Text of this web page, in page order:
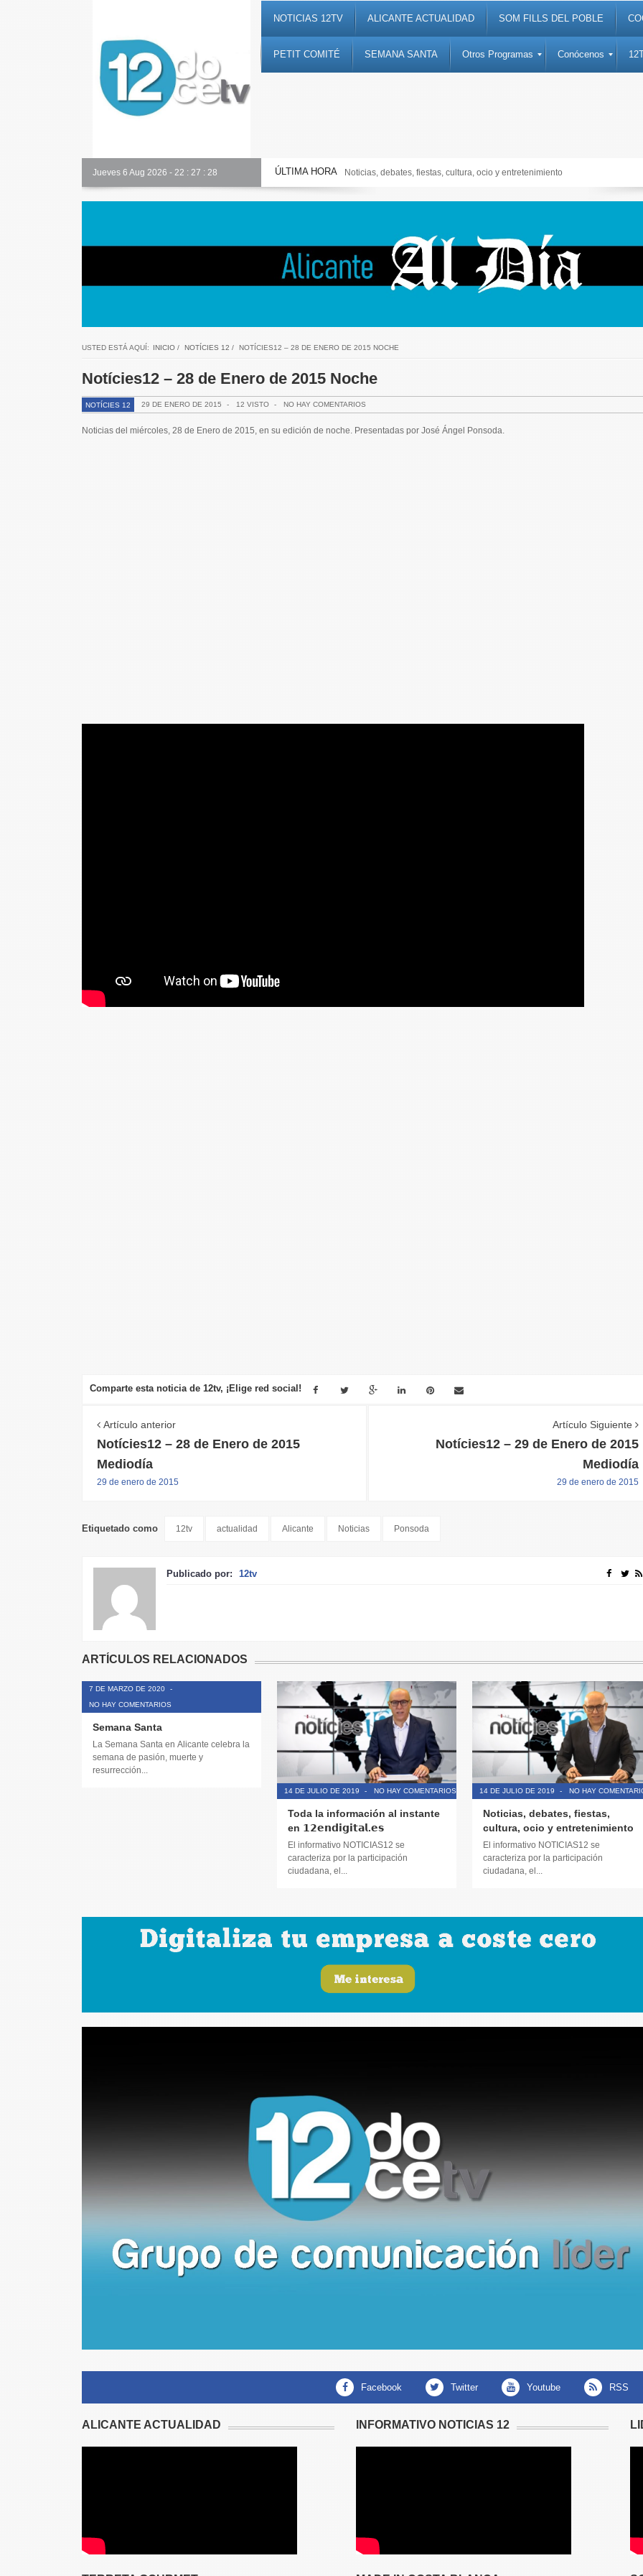
NOTICIAS 12TV ALICANTE ACTUALIDAD SOM FILLS DEL POBLE
PETIT COMITÉ SEMANA SANTA Otros Programas Conócenos
Jueves 6 Aug 2026 - 22 : 27 : 29 ÚLTIMA HORA
Toda la información al instante en 𝟭𝟮𝗲𝗻𝗱𝗶𝗴𝗶𝘁𝗮𝗹.𝗲𝘀 Noticias, debates, fiestas, cultura, ocio y entretenimiento
USTED ESTÁ AQUÍ: INICIO/ NOTÍCIES 12 / NOTÍCIES12 – 28 DE ENERO DE 2015 NOCHE
Notícies12 – 28 de Enero de 2015 Noche
NOTÍCIES 12 29 DE ENERO DE 2015 - 12 VISTO - NO HAY COMENTARIOS
Noticias del miércoles, 28 de Enero de 2015, en su edición de noche. Presentadas por José Ángel Ponsoda.
Comparte esta noticia de 12tv, ¡Elige red social!
Artículo anterior
Notícies12 – 28 de Enero de 2015
Mediodía
29 de enero de 2015
Artículo Siguiente
Notícies12 – 29 de Enero de 2015
Mediodía
29 de enero de 2015
Etiquetado como 12tv actualidad Alicante Noticias Ponsoda
Publicado por: 12tv
ARTÍCULOS RELACIONADOS
7 DE MARZO DE 2020
-
NO HAY COMENTARIOS
Semana Santa
La Semana Santa en Alicante celebra la
semana de pasión, muerte y
resurrección...
14 DE JULIO DE 2019 - NO HAY COMENTARIOS
Toda la información al instante
en 𝟭𝟮𝗲𝗻𝗱𝗶𝗴𝗶𝘁𝗮𝗹.𝗲𝘀
El informativo NOTICIAS12 se
caracteriza por la participación
ciudadana, el...
14 DE JULIO DE 2019 - NO HAY
Noticias, debates, fiestas,
cultura, ocio y entretenimiento
El informativo NOTICIAS12 se
caracteriza por la participación
ciudadana, el...
facebook twitter youtube RSS
ALICANTE ACTUALIDAD INFORMATIVO NOTICIAS 12